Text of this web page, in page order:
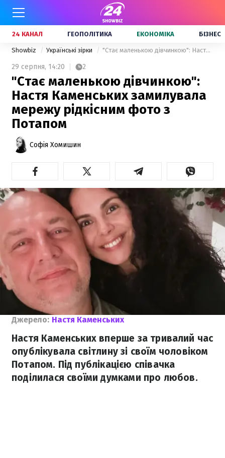
24 КАНАЛ ГЕОПОЛІТИКА ЕКОНОМІКА БІЗНЕС
Showbiz Українські зірки "Стає маленькою дівчинкою": Настя Каменських замилувала мережу рідкісним фото з Потапом
29 серпня, 14:20 2
"Стає маленькою дівчинкою":
Настя Каменських замилувала
мережу рідкісним фото з
Потапом
Софія Хомишин
Джерело: Настя Каменських
Настя Каменських вперше за тривалий час
опублікувала світлину зі своїм чоловіком
Потапом. Під публікацією співачка
поділилася своїми думками про любов.